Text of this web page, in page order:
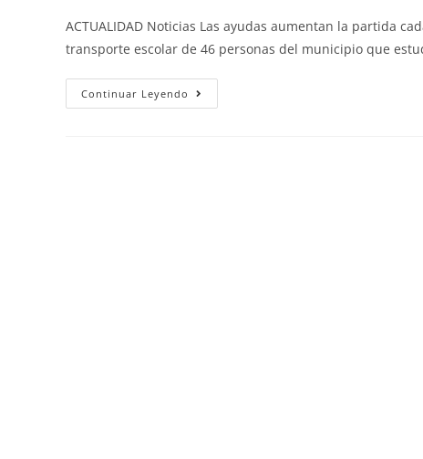
ACTUALIDAD Noticias Las ayudas aumentan la partida
transporte escolar de 46 personas del municipio que
Continuar Leyendo